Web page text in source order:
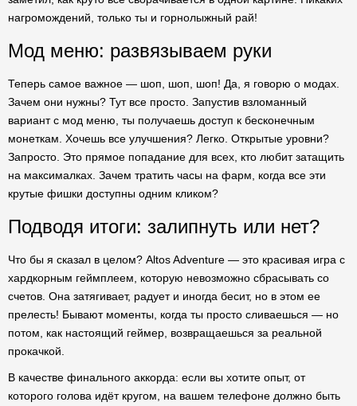
нагромождений, только ты и горнолыжный рай!
Мод меню: развязываем руки
Теперь самое важное — шоп, шоп, шоп! Да, я говорю о модах.
Зачем они нужны? Тут все просто. Запустив взломанный
вариант с мод меню, ты получаешь доступ к бесконечным
монеткам. Хочешь все улучшения? Легко. Открытые уровни?
Запросто. Это прямое попадание для всех, кто любит затащить
на максималках. Зачем тратить часы на фарм, когда все эти
крутые фишки доступны одним кликом?
Подводя итоги: залипнуть или нет?
Что бы я сказал в целом? Altos Adventure — это красивая игра с
хардкорным геймплеем, которую невозможно сбрасывать со
счетов. Она затягивает, радует и иногда бесит, но в этом ее
прелесть! Бывают моменты, когда ты просто сливаешься — но
потом, как настоящий геймер, возвращаешься за реальной
прокачкой.
В качестве финального аккорда: если вы хотите опыт, от
которого голова идёт кругом, на вашем телефоне должно быть